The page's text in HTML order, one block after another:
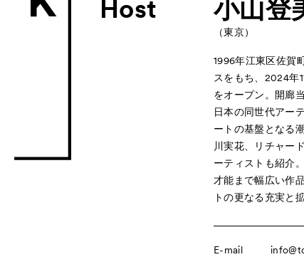
Host 小山登
（東京）
1996年江東区佐賀
スをもち、2024年
をオープン。開廊
日本の同世代アー
ートの基盤となる
川実花、リチャー
ーティストも紹介
才能まで幅広い作
トの更なる充実と
E-mail